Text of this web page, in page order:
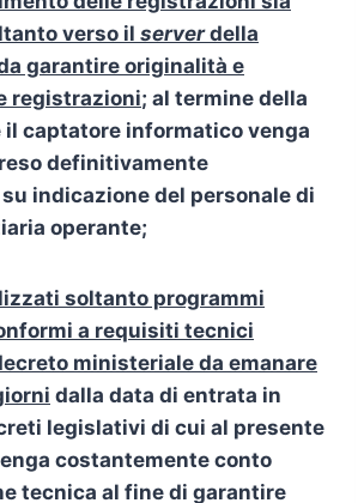
verso il serverdella
garantire originalità e
registrazioni; al termine della
captatore informatico venga
definitivamente
indicazione del personale di
operante;
soltanto programmi
a requisiti tecnici
ministeriale da emanare
dalla data di entrata in
legislativi di cui al presente
costantemente conto
tecnica al fine di garantire